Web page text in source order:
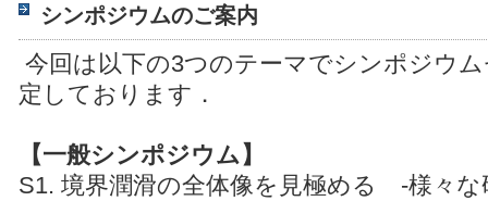
シンポジウムのご案内
今回は以下の3つのテーマでシンポジウ
定しております．
【一般シンポジウム】
S1. 境界潤滑の全体像を見極める -様々な